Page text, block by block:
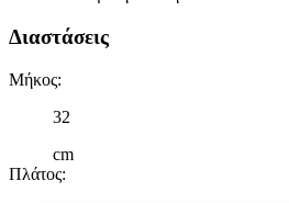
Διαστάσεις
Μήκος:
32
cm
Πλάτος: